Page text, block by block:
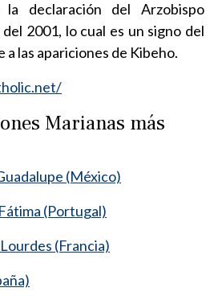
declaración del Arzobispo
2001, lo cual es un signo del
a las apariciones de Kibeho.
Marianas más
(México)
(Portugal)
(Francia)